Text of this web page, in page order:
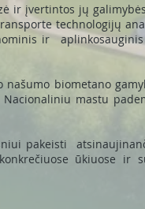
ir įvertintos jų
technologijų
ir
našumo biometano
mastu
pakeisti
ūkiuose ir